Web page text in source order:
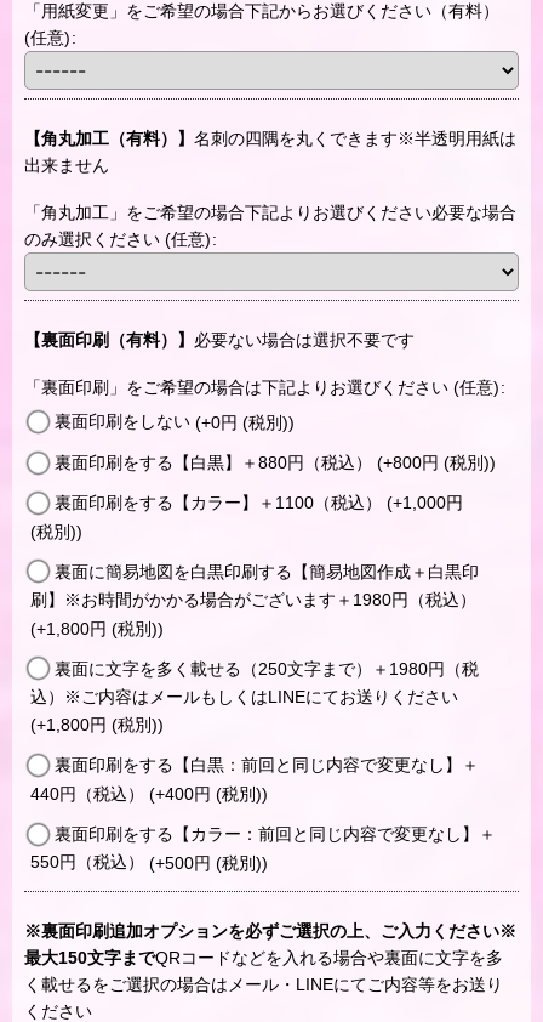
「用紙変更」をご希望の場合下記からお選びください（有料）
(任意):
【角丸加工（有料）】 名刺の四隅を丸くできます※半透明用紙は
出来ません
「角丸加工」をご希望の場合下記よりお選びください必要な場合
のみ選択ください (任意):
【裏面印刷（有料）】 必要ない場合は選択不要です
「裏面印刷」をご希望の場合は下記よりお選びください (任意):
裏面印刷をしない (+0円 (税別))
裏面印刷をする【白黒】＋880円（税込） (+800円 (税別))
裏面印刷をする【カラー】＋1100（税込） (+1,000円
(税別))
裏面に簡易地図を白黒印刷する【簡易地図作成＋白黒印
刷】※お時間がかかる場合がございます＋1980円（税込）
(+1,800円 (税別))
裏面に文字を多く載せる（250文字まで）＋1980円（税
込）※ご内容はメールもしくはLINEにてお送りください
(+1,800円 (税別))
裏面印刷をする【白黒：前回と同じ内容で変更なし】＋
440円（税込） (+400円 (税別))
裏面印刷をする【カラー：前回と同じ内容で変更なし】＋
550円（税込） (+500円 (税別))
※裏面印刷追加オプションを必ずご選択の上、ご入力ください※
最大150文字までQRコードなどを入れる場合や裏面に文字を多
く載せるをご選択の場合はメール・LINEにてご内容等をお送り
ください